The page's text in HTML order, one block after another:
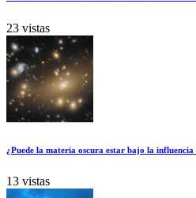
23 vistas
¿Puede la materia oscura estar bajo la
13 vistas